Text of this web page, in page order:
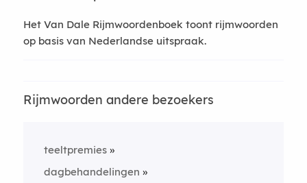
Het Van Dale Rijmwoordenboek toont rijmwoorden
op basis van Nederlandse uitspraak.
Rijmwoorden andere bezoekers
teeltpremies
dagbehandelingen